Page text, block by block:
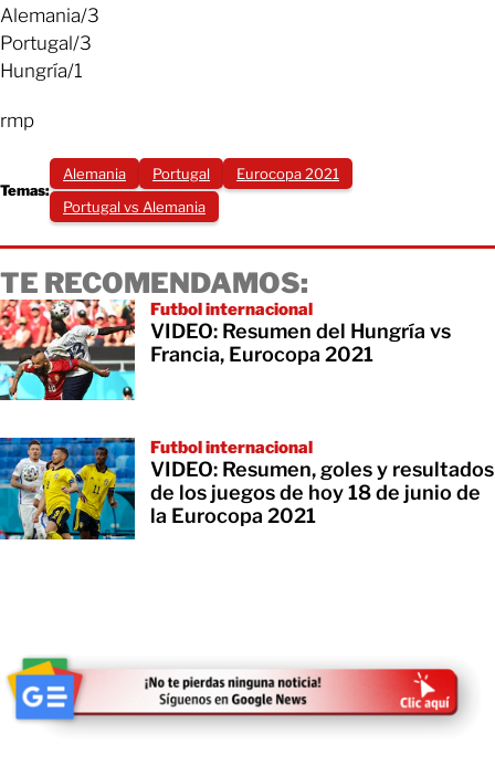
​Alemania/3
​Portugal/3
​Hungría/1
rmp
Temas:
Alemania Portugal
Eurocopa 2021
Portugal vs Alemania
TE RECOMENDAMOS:
Futbol internacional
VIDEO: Resumen del Hungría vs
Francia, Eurocopa 2021
Futbol internacional
VIDEO: Resumen, goles y resultados
de los juegos de hoy 18 de junio de
la Eurocopa 2021